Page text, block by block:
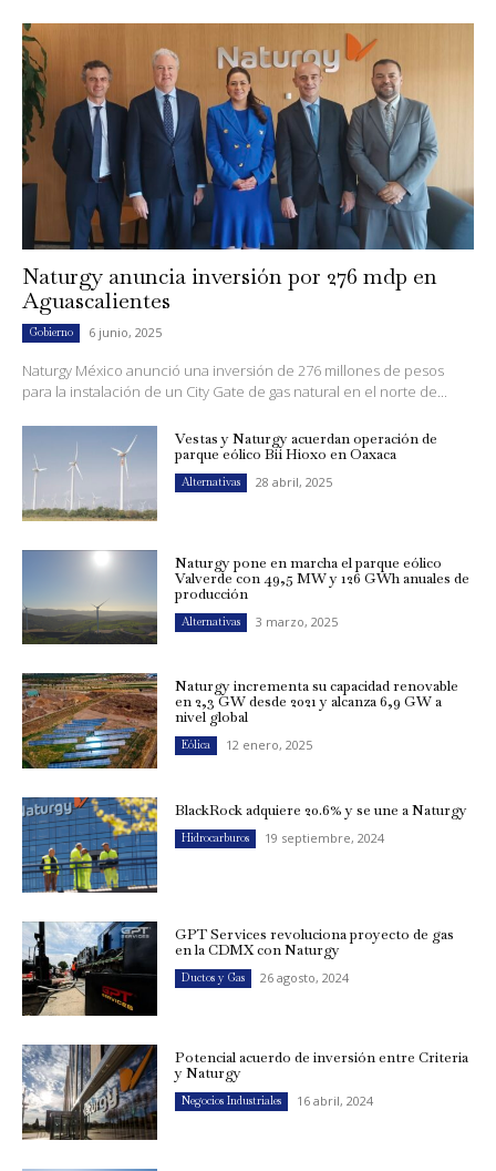
Naturgy anuncia inversión por 276 mdp en
Aguascalientes
Gobierno 6 junio, 2025
Naturgy México anunció una inversión de 276 millones de pesos
para la instalación de un City Gate de gas natural en el norte de...
Vestas y Naturgy acuerdan operación de
parque eólico Bií Hioxo en Oaxaca
Alternativas 28 abril, 2025
Naturgy pone en marcha el parque eólico
Valverde con 49,5 MW y 126 GWh anuales de
producción
Alternativas 3 marzo, 2025
Naturgy incrementa su capacidad renovable
en 2,3 GW desde 2021 y alcanza 6,9 GW a
nivel global
Eólica 12 enero, 2025
BlackRock adquiere 20.6% y se une a Naturgy
Hidrocarburos 19 septiembre, 2024
GPT Services revoluciona proyecto de gas
en la CDMX con Naturgy
Ductos y Gas 26 agosto, 2024
Potencial acuerdo de inversión entre Criteria
y Naturgy
Negocios Industriales 16 abril, 2024